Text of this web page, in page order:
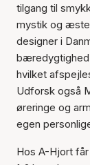
tilgang til
mystik og
designer i
bæredygtighed
hvilket
Udforsk også
øreringe og
egen
Hos A-Hjort